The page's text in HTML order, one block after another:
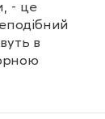
- це
в